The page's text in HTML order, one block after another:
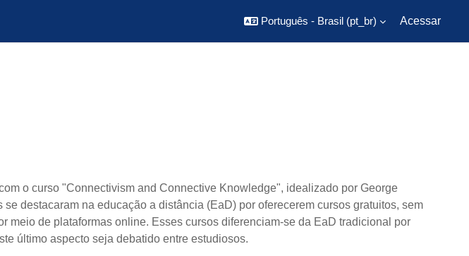
Português - Brasil ‎(pt_br)‎ Acessar
o curso "Connectivism and Connective Knowledge", idealizado por George
destacaram na educação a distância (EaD) por oferecerem cursos gratuitos, sem
meio de plataformas online. Esses cursos diferenciam-se da EaD tradicional por
último aspecto seja debatido entre estudiosos.